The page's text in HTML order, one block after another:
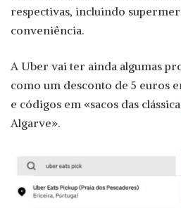
respectivas, incluindo
conveniência.
A Uber vai ter ainda algumas
como um desconto de 5 euros
e códigos em «sacos das
Algarve».